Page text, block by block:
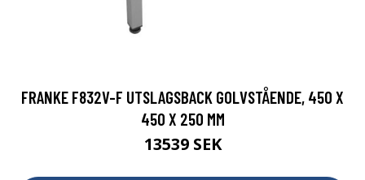
FRANKE F832V-F UTSLAGSBACK GOLVSTÅENDE, 450 X
450 X 250 MM
13539 SEK